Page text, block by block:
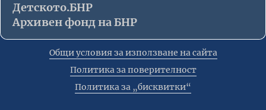
Детското.БНР
Архивен фонд на БНР
Общи условия за използване на сайта
Политика за поверителност
Политика за „бисквитки“